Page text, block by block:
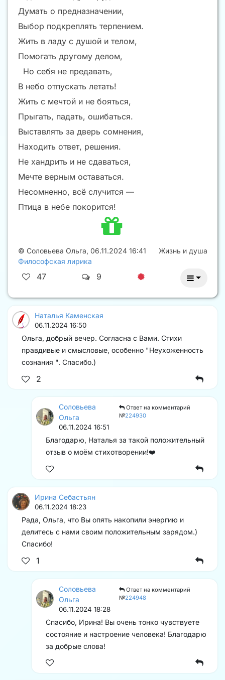
Думать о предназначении,
Выбор подкреплять терпением.
Жить в ладу с душой и телом,
Помогать другому делом,
Но себя не предавать,
В небо отпускать летать!
Жить с мечтой и не бояться,
Прыгать, падать, ошибаться.
Выставлять за дверь сомнения,
Находить ответ, решения.
Не хандрить и не сдаваться,
Мечте верным оставаться.
Несомненно, всё случится —
Птица в небе покорится!
© Соловьева Ольга, 06.11.2024 16:41
Философская лирика
Жизнь и душа
47 9
Наталья Каменская
06.11.2024 16:50
Ольга, добрый вечер. Согласна с Вами. Стихи
правдивые и смысловые, особенно "Неухоженность
сознания ". Спасибо.)
2
Соловьева
Ольга
Ответ на комментарий
№224930
06.11.2024 16:51
Благодарю, Наталья за такой положительный
отзыв о моём стихотворении!❤️
Ирина Себастьян
06.11.2024 18:23
Рада, Ольга, что Вы опять накопили энергию и
делитесь с нами своим положительным зарядом.)
Спасибо!
1
Соловьева
Ольга
Ответ на комментарий
№224948
06.11.2024 18:28
Спасибо, Ирина! Вы очень тонко чувствуете
состояние и настроение человека! Благодарю
за добрые слова!